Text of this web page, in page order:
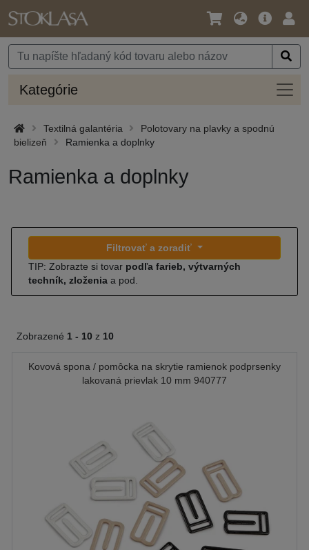
Jazyk
Mena
Hlavná
Kategórie
Textilná galantéria
Polotovary na plavky a spodnú
bielizeň
Ramienka a doplnky
Ramienka a doplnky
Filtrovať a zoradiť
TIP: Zobrazte si tovar podľa farieb, výtvarných
techník, zloženia a pod.
Zobrazené 1 - 10 z 10
Kovová spona / pomôcka na skrytie ramienok podprsenky
lakovaná prievlak 10 mm 940777